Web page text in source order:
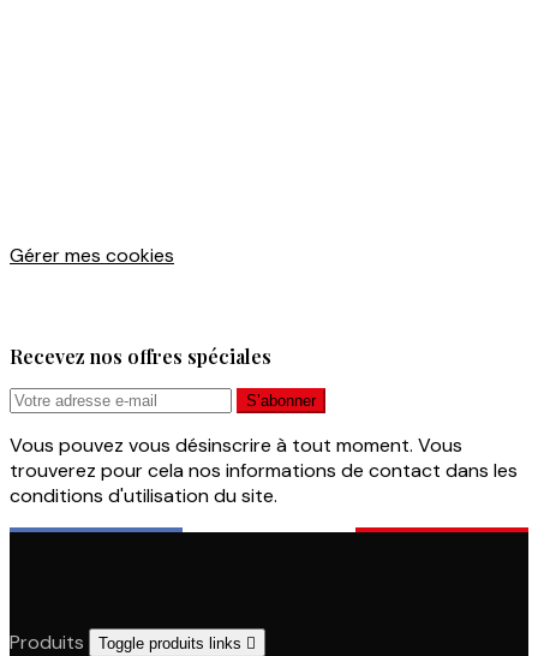
Gérer mes cookies
Recevez nos offres spéciales
Vous pouvez vous désinscrire à tout moment. Vous
trouverez pour cela nos informations de contact dans les
conditions d'utilisation du site.
Produits Toggle produits links 